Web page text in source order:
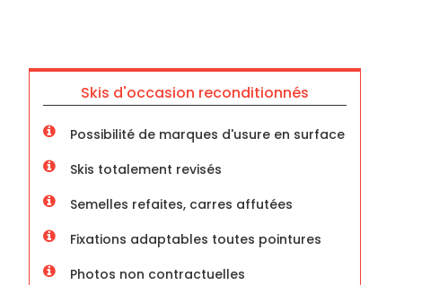
Skis d'occasion reconditionnés
Possibilité de marques d'usure en surface
Skis totalement revisés
Semelles refaites, carres affutées
Fixations adaptables toutes pointures
Photos non contractuelles